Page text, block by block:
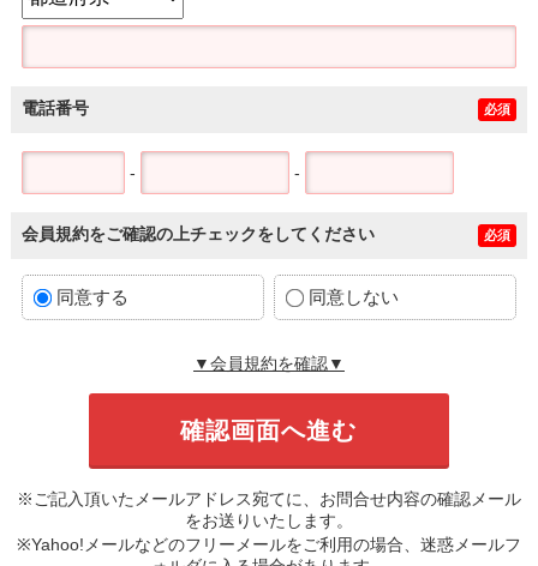
電話番号 必須
- -
会員規約をご確認の上チェックをしてください 必須
同意する 同意しない
▼会員規約を確認▼
※ご記入頂いたメールアドレス宛てに、お問合せ内容の確認メール
をお送りいたします。
※Yahoo!メールなどのフリーメールをご利用の場合、迷惑メールフ